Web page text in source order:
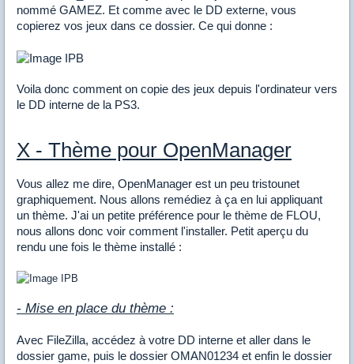
nommé GAMEZ. Et comme avec le DD externe, vous
copierez vos jeux dans ce dossier. Ce qui donne :
Voila donc comment on copie des jeux depuis l'ordinateur vers
le DD interne de la PS3.
X - Thème pour OpenManager
Vous allez me dire, OpenManager est un peu tristounet
graphiquement. Nous allons remédiez à ça en lui appliquant
un thème. J'ai un petite préférence pour le thème de FLOU,
nous allons donc voir comment l'installer. Petit aperçu du
rendu une fois le thème installé :
- Mise en place du thème :
Avec FileZilla, accédez à votre DD interne et aller dans le
dossier game, puis le dossier OMAN01234 et enfin le dossier